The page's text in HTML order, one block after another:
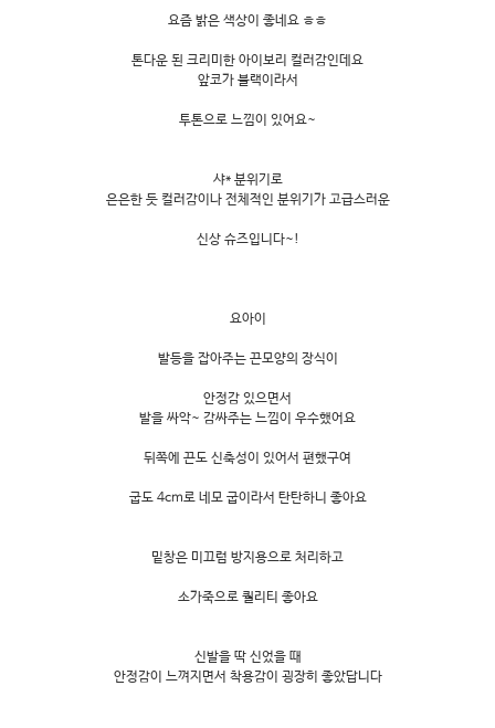
요즘 밝은 색상이 좋네요 ㅎㅎ
톤다운 된 크리미한 아이보리 컬러감인데요
앞코가 블랙이라서
투톤으로 느낌이 있어요~
샤* 분위기로
은은한 듯 컬러감이나 전체적인 분위기가 고급스러운
신상 슈즈입니다~!
요아이
발등을 잡아주는 끈모양의 장식이
안정감 있으면서
발을 싸악~ 감싸주는 느낌이 우수했어요
뒤쪽에 끈도 신축성이 있어서 편했구여
굽도 4cm로 네모 굽이라서 탄탄하니 좋아요
밑창은 미끄럼 방지용으로 처리하고
소가죽으로 퀄리티 좋아요
신발을 딱 신었을 때
안정감이 느껴지면서 착용감이 굉장히 좋았답니다